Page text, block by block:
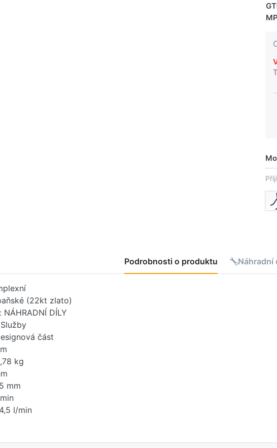
Podrobnosti o produktu Náhradní
(22kt zlato)
DÍLY
část
kg
mm
l/min